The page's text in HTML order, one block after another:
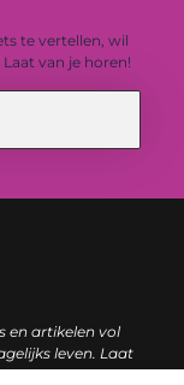
te vertellen, wil
van je horen!
en artikelen vol
leven. Laat